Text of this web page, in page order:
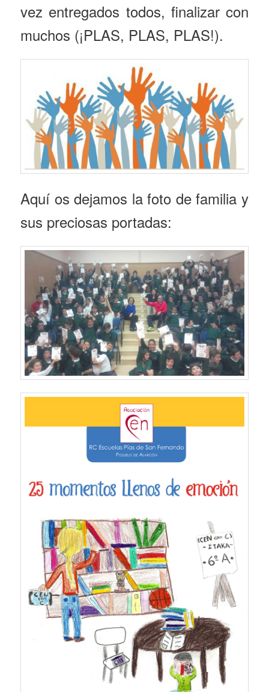
vez entregados todos, finalizar con
muchos (¡PLAS, PLAS, PLAS!).
Aquí os dejamos la foto de familia y
sus preciosas portadas: